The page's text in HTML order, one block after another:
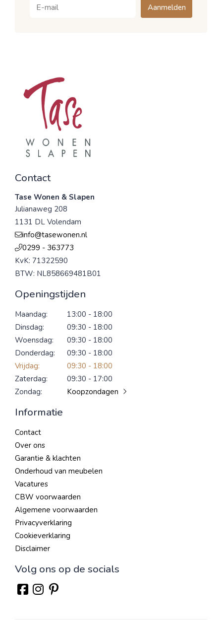
Aanmelden
Contact
Tase Wonen & Slapen
Julianaweg 208
1131 DL Volendam
info@tasewonen.nl
0299 - 363773
KvK: 71322590
BTW: NL858669481B01
Openingstijden
Maandag:
13:00 - 18:00
Dinsdag:
09:30 - 18:00
Woensdag:
09:30 - 18:00
Donderdag:
09:30 - 18:00
Vrijdag:
09:30 - 18:00
Zaterdag:
09:30 - 17:00
Zondag:
Koopzondagen
Informatie
Contact
Over ons
Garantie & klachten
Onderhoud van meubelen
Vacatures
CBW voorwaarden
Algemene voorwaarden
Privacyverklaring
Cookieverklaring
Disclaimer
Volg ons op de socials